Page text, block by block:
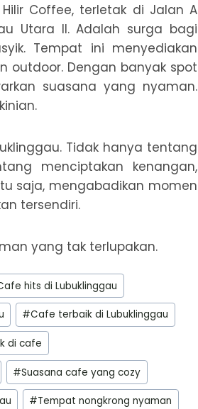
Coffee, terletak di Jalan A
Utara II. Adalah surga bagi
Tempat ini menyediakan
outdoor. Dengan banyak spot
suasana yang nyaman.
Tidak hanya tentang
menciptakan kenangan,
saja, mengabadikan momen
tersendiri.
yang tak terlupakan.
hits di Lubuklinggau
#Cafe terbaik di Lubuklinggau
di cafe
#Suasana cafe yang cozy
#Tempat nongkrong nyaman